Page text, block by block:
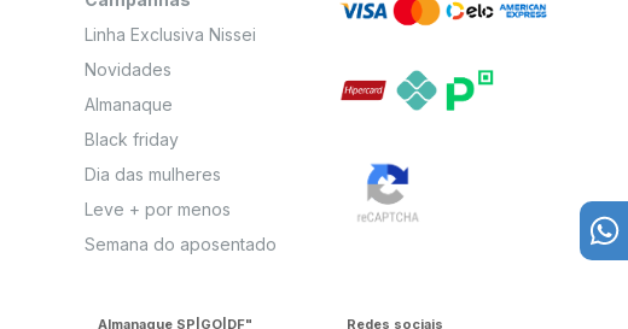
Linha Exclusiva Nissei
Novidades
Almanaque
Black friday
Dia das mulheres
Leve + por menos
Semana do aposentado
Almanaque SP|GO|DF" Redes sociais